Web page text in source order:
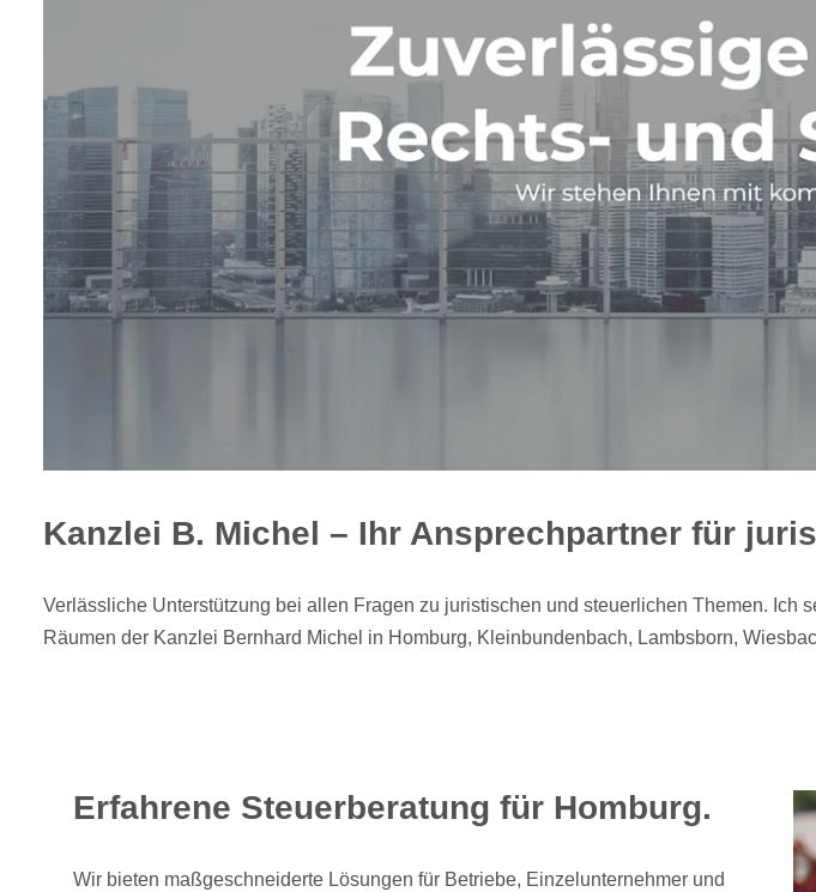
Kanzlei B. Michel – Ihr Ansprechpartner für
Verlässliche Unterstützung bei allen Fragen zu juristischen und steuerlichen Themen.
Räumen der Kanzlei Bernhard Michel in Homburg, Kleinbundenbach, Lambsborn,
Erfahrene Steuerberatung für Homburg.
Wir bieten maßgeschneiderte Lösungen für Betriebe, Einzelunternehmer und